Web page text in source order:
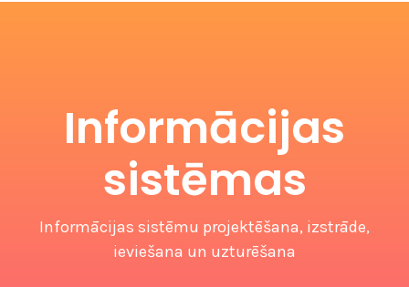
Informācijas
sistēmas
Informācijas sistēmu projektēšana, izstrāde,
ieviešana un uzturēšana